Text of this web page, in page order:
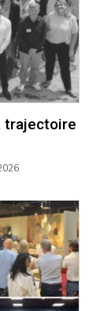
trajectoire